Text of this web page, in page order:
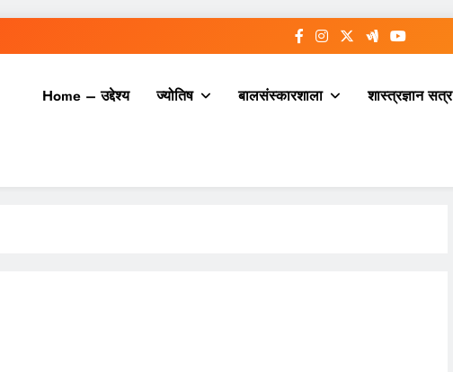
Home – उद्देश्य ज्योतिष बालसंस्कारशाला शास्त्रज्ञान सत्र